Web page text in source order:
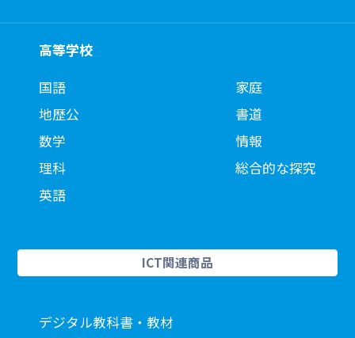
高等学校
国語
地歴公
数学
理科
英語
家庭
書道
情報
総合的な探究
ICT関連商品
デジタル教科書・教材